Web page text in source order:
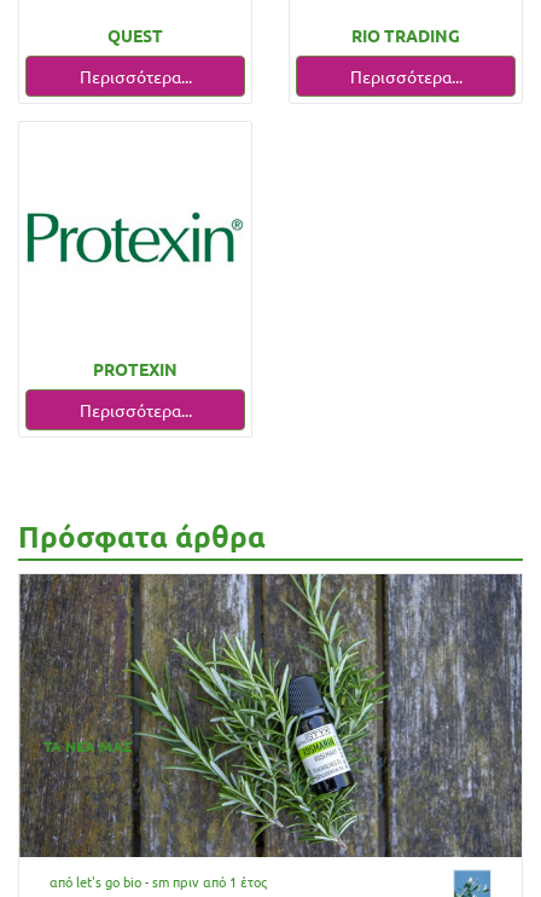
QUEST
Περισσότερα...
RIO TRADING
Περισσότερα...
PROTEXIN
Περισσότερα...
Πρόσφατα άρθρα
από let's go bio - smπριν από 1 έτος
ΤΑ ΝΕΑ ΜΑΣ